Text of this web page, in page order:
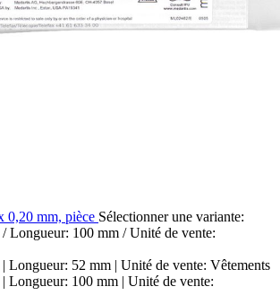
0,20 mm, pièce Sélectionner une variante:
Longueur: 100 mm / Unité de vente:
Longueur: 52 mm | Unité de vente: Vêtements
Longueur: 100 mm | Unité de vente: